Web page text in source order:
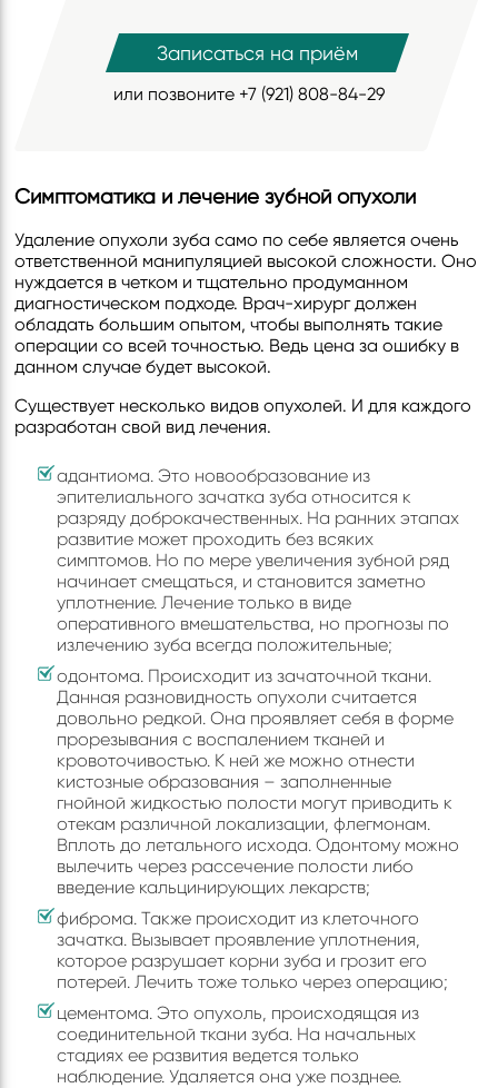
Записаться на приём
или позвоните +7 (921) 808-84-29
Симптоматика и лечение зубной опухоли
Удаление опухоли зуба само по себе является очень
ответственной манипуляцией высокой сложности. Оно
нуждается в четком и тщательно продуманном
диагностическом подходе. Врач-хирург должен
обладать большим опытом, чтобы выполнять такие
операции со всей точностью. Ведь цена за ошибку в
данном случае будет высокой.
Существует несколько видов опухолей. И для каждого
разработан свой вид лечения.
адантиома. Это новообразование из
эпителиального зачатка зуба относится к
разряду доброкачественных. На ранних этапах
развитие может проходить без всяких
симптомов. Но по мере увеличения зубной ряд
начинает смещаться, и становится заметно
уплотнение. Лечение только в виде
оперативного вмешательства, но прогнозы по
излечению зуба всегда положительные;
одонтома. Происходит из зачаточной ткани.
Данная разновидность опухоли считается
довольно редкой. Она проявляет себя в форме
прорезывания с воспалением тканей и
кровоточивостью. К ней же можно отнести
кистозные образования – заполненные
гнойной жидкостью полости могут приводить к
отекам различной локализации, флегмонам.
Вплоть до летального исхода. Одонтому можно
вылечить через рассечение полости либо
введение кальцинирующих лекарств;
фиброма. Также происходит из клеточного
зачатка. Вызывает проявление уплотнения,
которое разрушает корни зуба и грозит его
потерей. Лечить тоже только через операцию;
цементома. Это опухоль, происходящая из
соединительной ткани зуба. На начальных
стадиях ее развития ведется только
наблюдение. Удаляется она уже позднее.